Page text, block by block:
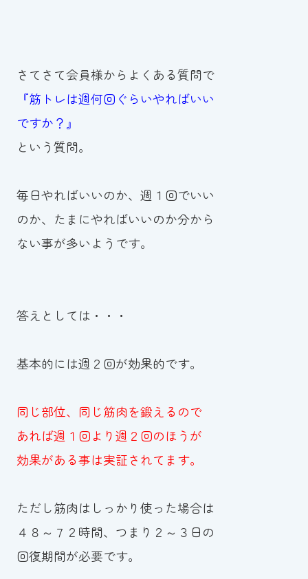
さてさて会員様からよくある質問で
『筋トレは週何回ぐらいやればいい
ですか？』
という質問。
毎日やればいいのか、週１回でいい
のか、たまにやればいいのか分から
ない事が多いようです。
答えとしては・・・
基本的には週２回が効果的です。
同じ部位、同じ筋肉を鍛えるので
あれば週１回より週２回のほうが
効果がある事は実証されてます。
ただし筋肉はしっかり使った場合は
４８～７２時間、つまり２～３日の
回復期間が必要です。